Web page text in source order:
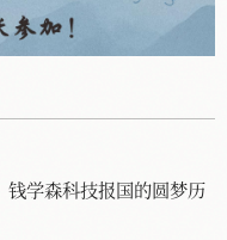
学森科技报国的圆梦历